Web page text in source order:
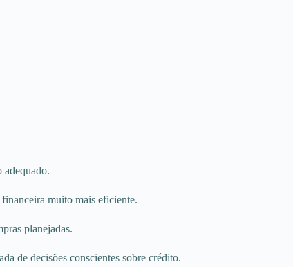
adequado.
muito mais eficiente.
planejadas.
de decisões conscientes sobre crédito.